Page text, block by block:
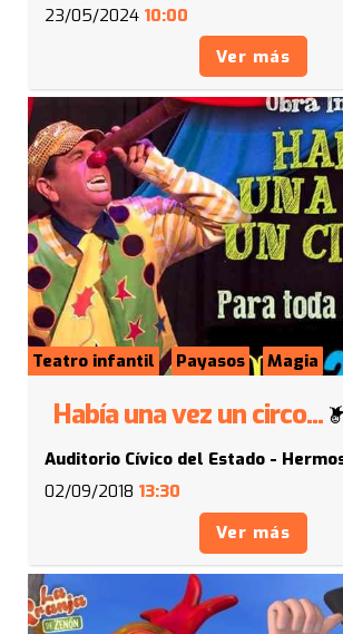
23/05/2024 10:00
Ver más
Teatro infantil Payasos Magia
Había una vez un circo...
Auditorio Cívico del Estado -
02/09/2018 13:30
Ver más